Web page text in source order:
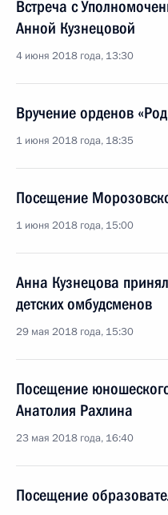
Встреча с
Анной Кузнецовой
4 июня 2018 года, 13:30
Вручение орденов
1 июня 2018 года, 18:35
Посещение
1 июня 2018 года, 15:00
Анна Кузнецова
детских омбудсменов
29 мая 2018 года, 15:30
Посещение
Анатолия Рахлина
23 мая 2018 года, 16:40
Посещение